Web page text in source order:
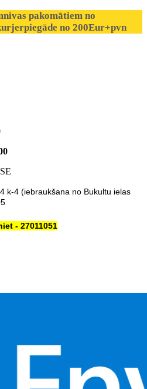
pakomātiem no
no 200Eur+pvn
k-4 (iebraukšana no Bukultu ielas
- 27011051